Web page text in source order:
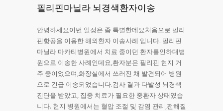
필리핀마닐라 뇌경색환자이송
안녕하세요이번 일정은 좀 특별한데요처음으로 필리
핀항공을 이용한 해외환자 이송사례 입니다. 필리핀
마닐라 마카티병원에서 치료 중이던 환자를인하대병
원으로 이송한 사례인데요,환자분은 필리핀 현지 거
주 중이었으며,화장실에서 쓰러진 채 발견되어 병원
으로 긴급 이송되었습니다.검사 결과 다발성 뇌경색
진단을 받았고, 집중 치료가 필요한 중환자 상태였습
니다. 현지 병원에서는 혈압 조절 및 감염 관리,전해질